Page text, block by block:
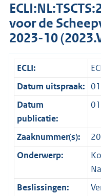
voor de
2023-10
ECLI:
Datum uitspraak:
Datum
publicatie:
Zaaknummer(s):
Onderwerp:
Beslissingen: